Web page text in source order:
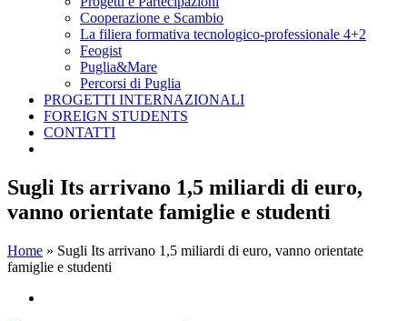
Cooperazione e Scambio
La filiera formativa tecnologico-professionale 4+2
Feogist
Puglia&Mare
Percorsi di Puglia
PROGETTI INTERNAZIONALI
FOREIGN STUDENTS
CONTATTI
Sugli Its arrivano 1,5 miliardi di euro,
vanno orientate famiglie e studenti
Home » Sugli Its arrivano 1,5 miliardi di euro, vanno orientate
famiglie e studenti